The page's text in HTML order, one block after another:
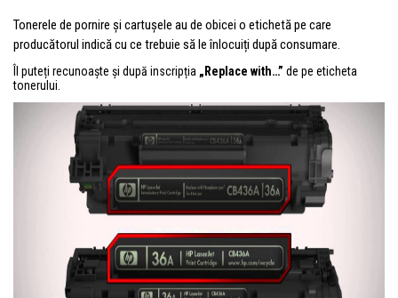
Tonerele de pornire și cartușele au de obicei o etichetă pe care
producătorul indică cu ce trebuie să le înlocuiți după consumare.
Îl puteți recunoaște și după inscripția „Replace with…” de pe eticheta
tonerului.